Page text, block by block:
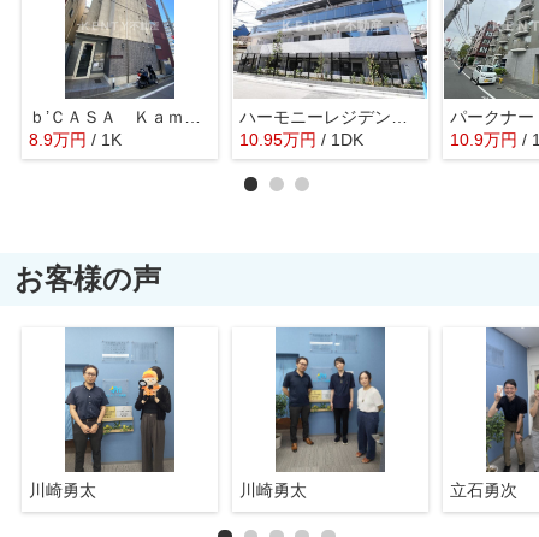
8.9万円 / 1K
10.95万円 / 1DK 10.9万円 /
お客様の声
川崎勇太 川崎勇太 立石勇次